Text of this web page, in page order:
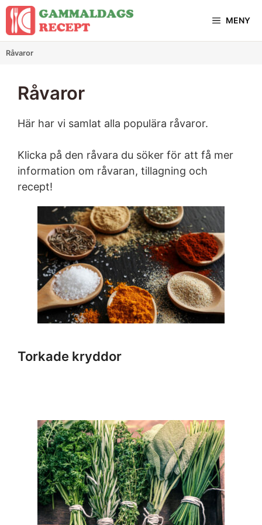
Hoppa
innehåll
MENY
Råvaror
Råvaror
Här har vi samlat alla populära råvaror.
Klicka på den råvara du söker för att få mer
information om råvaran, tillagning och
recept!
Torkade kryddor